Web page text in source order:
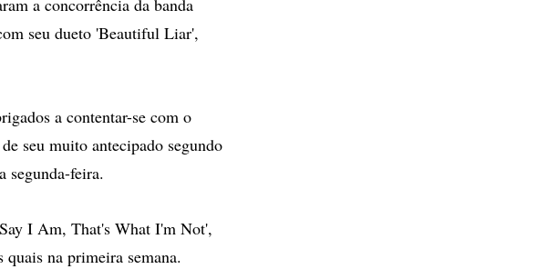
a concorrência da banda
seu dueto 'Beautiful Liar',
a contentar-se com o
seu muito antecipado segundo
segunda-feira.
I Am, That's What I'm Not',
na primeira semana.